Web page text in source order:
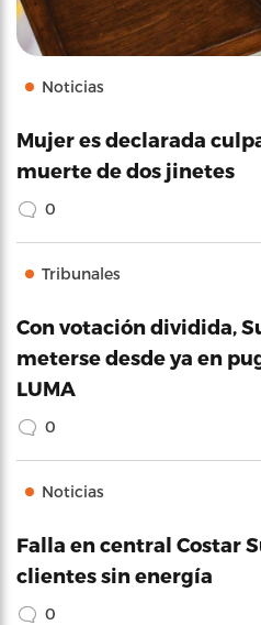
Noticias
Mujer es declarada
muerte de dos jinetes
0
Tribunales
Con votación dividida,
meterse desde ya en
LUMA
0
Noticias
Falla en central Costar
clientes sin energía
0